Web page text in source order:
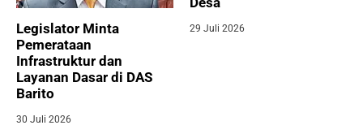
Legislator Minta
Pemerataan
Infrastruktur dan
Layanan Dasar di DAS
Barito
30 Juli 2026
29 Juli 2026